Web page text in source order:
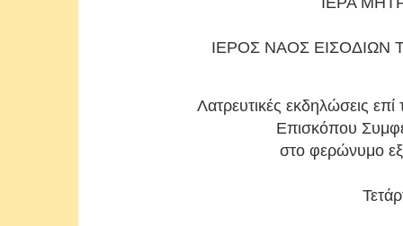
ΙΕΡΟΣ ΝΑΟΣ
Λατρευτικές εκδηλώσεις
Επισκόπου
στο φερώνυμο